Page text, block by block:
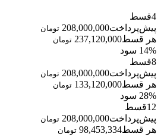
4قسط
پیش‌پرداخت208,000,000 تومان
هر قسط237,120,000 تومان
14% سود
8قسط
پیش‌پرداخت208,000,000 تومان
هر قسط133,120,000 تومان
28% سود
12قسط
پیش‌پرداخت208,000,000 تومان
هر قسط98,453,334 تومان